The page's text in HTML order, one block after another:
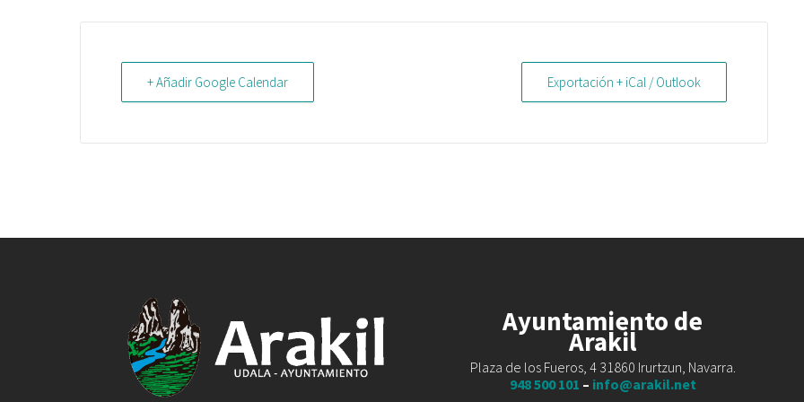
+ Añadir Google Calendar Exportación + iCal / Outlook
Ayuntamiento de
Arakil
Plaza de los Fueros, 4 31860 Irurtzun, Navarra.
948 500 101 – info@arakil.net